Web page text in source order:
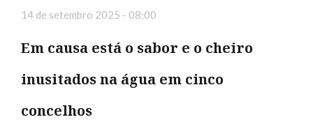
14 de setembro 2025 - 08:00
Em causa está o sabor e o cheiro
inusitados na água em cinco
concelhos